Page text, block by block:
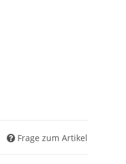
Frage zum Artikel